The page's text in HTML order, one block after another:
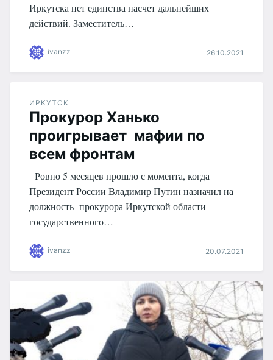
Иркутска нет единства насчет дальнейших
действий. Заместитель…
ivanzz 26.10.2021
ИРКУТСК
Прокурор Ханько
проигрывает мафии по
всем фронтам
Ровно 5 месяцев прошло с момента, когда
Президент России Владимир Путин назначил на
должность прокурора Иркутской области —
государственного…
ivanzz 20.07.2021